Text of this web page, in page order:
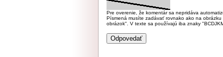
Pre overenie, že komentár sa nepridáva
Písmená musíte zadávať rovnako ako na
obrázok". V texte sa používajú iba znaky